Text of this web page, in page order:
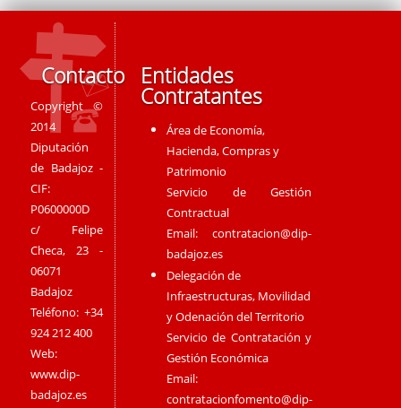
Contacto
Copyright ©
2014
Diputación
de Badajoz -
CIF:
P0600000D
c/ Felipe
Checa, 23 -
06071
Badajoz
Teléfono: +34
924 212 400
Web:
www.dip-
badajoz.es
Entidades
Contratantes
Área de Economía,
Hacienda, Compras y
Patrimonio
Servicio de Gestión
Contractual
Email:contratacion@dip-
badajoz.es
Delegación de
Infraestructuras, Movilidad
y Odenación del Territorio
Servicio de Contratación y
Gestión Económica
Email:
contratacionfomento@dip-